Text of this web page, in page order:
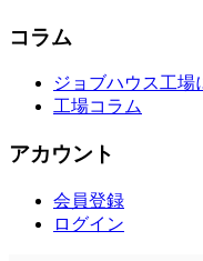
コラム
ジョブハウス工場
工場コラム
アカウント
会員登録
ログイン